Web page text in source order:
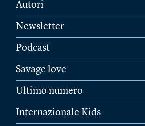
Autori
Newsletter
Podcast
Savage love
Ultimo numero
Internazionale Kids